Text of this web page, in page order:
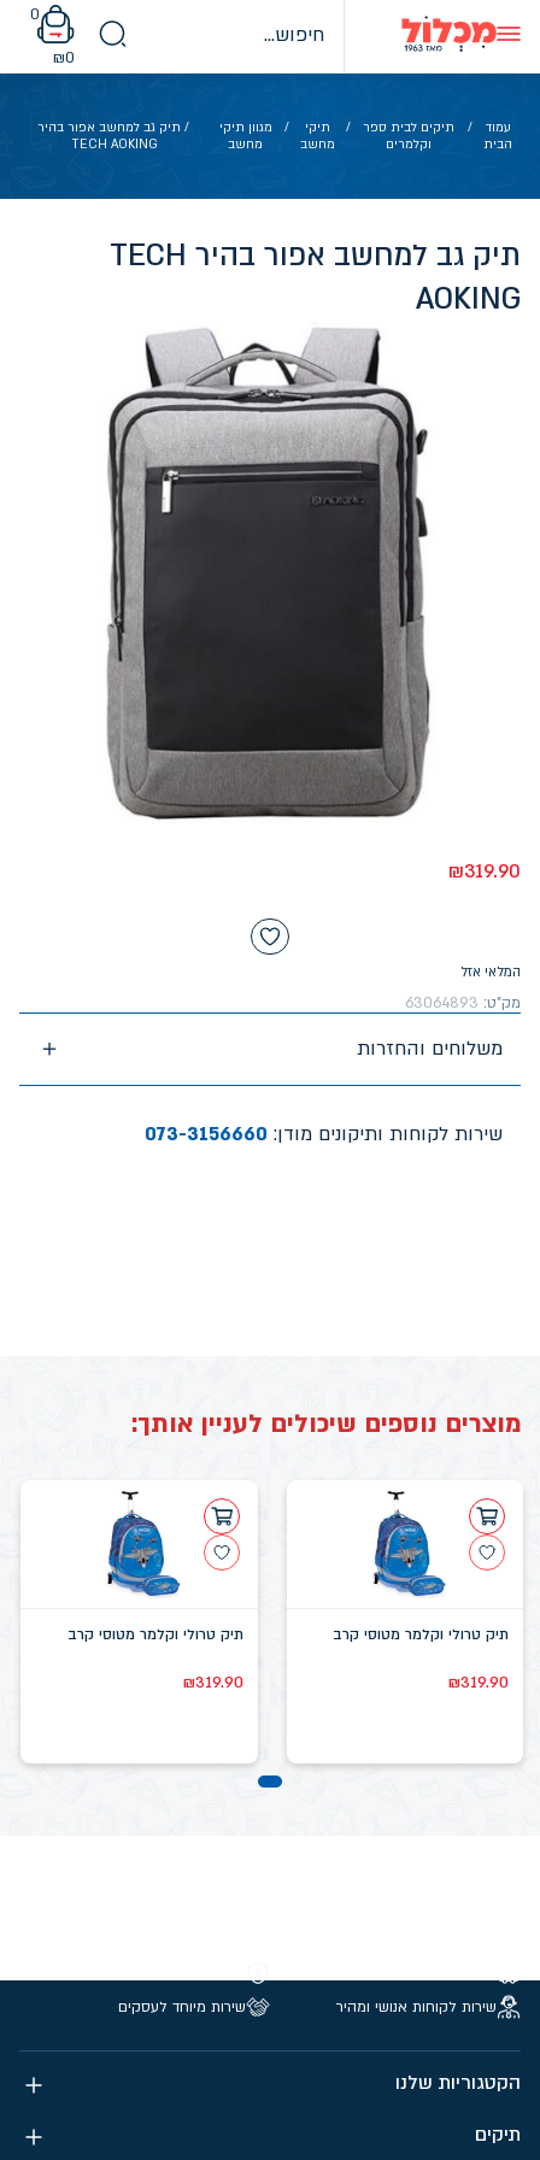
content
0
₪0
עמוד
הבית
/
תיקים לבית ספר
וקלמרים
/
תיקי
מחשב
/
מגוון תיקי
מחשב
/ תיק גב למחשב אפור בהיר
TECH AOKING
תיק גב למחשב אפור בהיר TECH
AOKING
₪319.90
המלאי אזל
מק"ט: 63064893
משלוחים והחזרות
שירות לקוחות ותיקונים מודן: 073-3156660
מוצרים נוספים שיכולים לעניין אותך:
תיק טרולי וקלמר מטוסי קרב
₪319.90
תיק טרולי וקלמר מטוסי קרב
₪319.90
שירות לקוחות אנושי ומהיר
שירות מיוחד לעסקים
הקטגוריות שלנו
תיקים